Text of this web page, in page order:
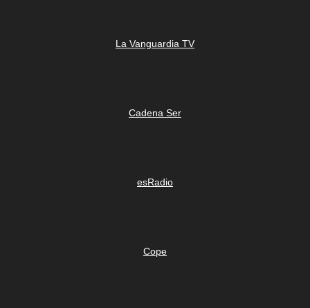
La Vanguardia TV
Cadena Ser
esRadio
Cope